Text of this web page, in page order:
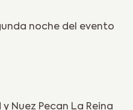
noche del evento
Nuez Pecan La Reina